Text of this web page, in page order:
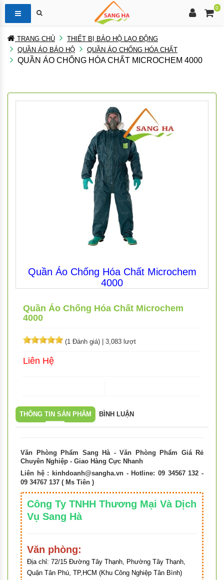
0
TRANG CHỦ
THIẾT BỊ BẢO HỘ LAO ĐỘNG
QUẦN ÁO BẢO HỘ
QUẦN ÁO CHỐNG HÓA CHẤT
QUẦN ÁO CHỐNG HÓA CHẤT MICROCHEM 4000
Quần Áo Chống Hóa Chất Microchem
4000
Quần Áo Chống Hóa Chất Microchem
4000
(1 Đánh giá) 3,083 lượt
Liên Hệ
THÔNG TIN SẢN PHẨM BÌNH LUẬN
Văn Phòng Phẩm Sang Hà - Văn Phòng Phẩm Giá Rẻ
Chuyên Nghiệp - Giao Hàng Cực Nhanh
Liên hệ : kinhdoanh@sangha.vn - Hotline: 09 34567 132 -
09 34767 137 ( Ms Tiên )
Công Ty TNHH Thương Mại Và Dịch
Vụ Sang Hà
Văn phòng:
Địa chỉ: 72/15 Đường Tây Thạnh, Phường Tây Thạnh,
Quận Tân Phú, TP,HCM (Khu Công Nghiệp Tân Bình)